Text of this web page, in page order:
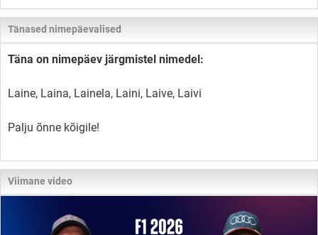
Tänased nimepäevalised
Täna on nimepäev järgmistel nimedel:
Laine, Laina, Lainela, Laini, Laive, Laivi
Palju õnne kõigile!
Viimane video